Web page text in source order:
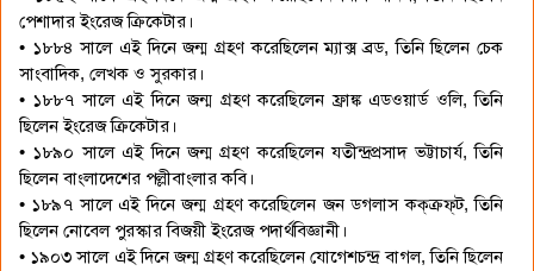
পেশাদার ইংরেজ ক্রিকেটার।
• ১৮৮৪ সালে এই দিনে জন্ম গ্রহণ করেছিলেন ম্যাক্স ব্রড, তিনি ছিলেন চেক
সাংবাদিক, লেখক ও সুরকার।
• ১৮৮৭ সালে এই দিনে জন্ম গ্রহণ করেছিলেন ফ্রাঙ্ক এডওয়ার্ড ওলি, তিনি
ছিলেন ইংরেজ ক্রিকেটার।
• ১৮৯০ সালে এই দিনে জন্ম গ্রহণ করেছিলেন যতীন্দ্রপ্রসাদ ভট্টাচার্য, তিনি
ছিলেন বাংলাদেশের পল্লীবাংলার কবি।
• ১৮৯৭ সালে এই দিনে জন্ম গ্রহণ করেছিলেন জন ডগলাস কক্‌ক্রফ্‌ট, তিনি
ছিলেন নোবেল পুরস্কার বিজয়ী ইংরেজ পদার্থবিজ্ঞানী।
• ১৯০৩ সালে এই দিনে জন্ম গ্রহণ করেছিলেন যোগেশচন্দ্র বাগল, তিনি ছিলেন